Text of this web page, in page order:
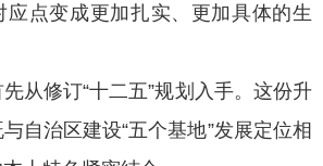
应点变成更加扎实、更加具体的生
修订“十二五”规划入手。这份升
自治区建设“五个基地”发展定位相